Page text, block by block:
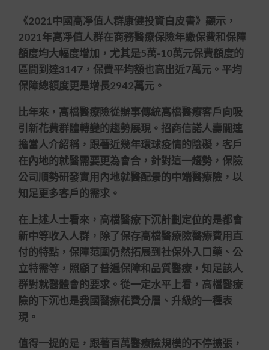
《2021中國高凈值人群康健投資白皮書》顯示，
2021年高凈值人群在商務醫療保險年繳保費和保障
額度均大幅度增加，尤其是5萬-10萬元保費額度的
區間到達3147，保費平均額也高出近7萬元。平均
保障總額度更是增長2942萬元。
比年來，高檔醫療險從辦事傳統高檔醫療客戶向吸
引新花費群體轉變的趨勢展現。招商信諾人壽關連
擔當人介紹稱，跟著近幾年環球疫情的陰礙，客戶
在內地的就醫需要更為會合，針對這一趨勢，保險
公司順勢研發實用內地就醫配景的中端醫療險，以
知足更多客戶的需求。
在上述人士看來，高檔醫療下沉計劃定位的是都會
新中等收入人群，除了保存高檔醫療險醫療費用直
付的特點，保障范圍仍然拓展到社保外入口藥、公
立特需等，照顧了普遍保障和品質醫療，知足該人
群對就醫體會的要求。從一定水平上看，高檔醫療
險的下沉也是我國醫療花費分層、升級的一種表
現。
值得一提的是，跟著百萬醫療險規模的不停擴張，